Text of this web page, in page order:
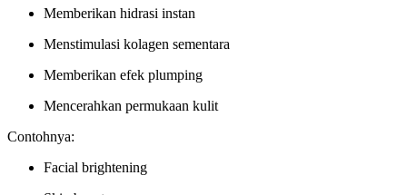
Memberikan hidrasi instan
Menstimulasi kolagen sementara
Memberikan efek plumping
Mencerahkan permukaan kulit
Contohnya:
Facial brightening